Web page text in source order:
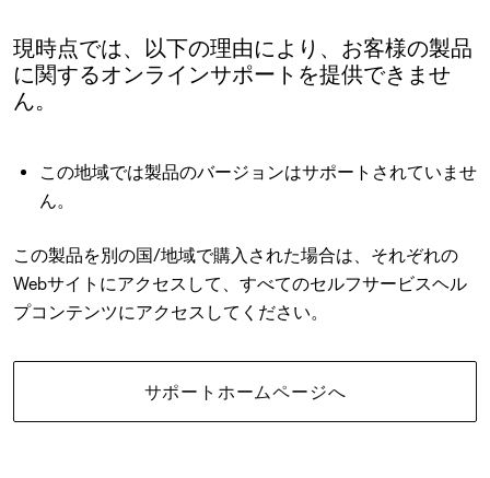
現時点では、以下の理由により、お客様の製品
に関するオンラインサポートを提供できませ
ん。
この地域では製品のバージョンはサポートされていませ
ん。
この製品を別の国/地域で購入された場合は、それぞれの
Webサイトにアクセスして、すべてのセルフサービスヘル
プコンテンツにアクセスしてください。
サポートホームページへ